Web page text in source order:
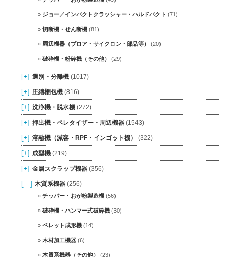
ジョー／インパクトクラッシャー・ハルドパクト (71)
切断機・せん断機 (81)
周辺機器（ブロア・サイクロン・部品等） (20)
破砕機・粉砕機（その他） (29)
[+] 選別・分離機 (1017)
[+] 圧縮梱包機 (816)
[+] 洗浄機・脱水機 (272)
[+] 押出機・ペレタイザー・周辺機器 (1543)
[+] 溶融機（減容・RPF・インゴット機） (322)
[+] 成型機 (219)
[+] 金属スクラップ機器 (356)
[—] 木質系機器 (256)
チッパー・おが粉製造機 (56)
破砕機・ハンマー式破砕機 (30)
ペレット成形機 (14)
木材加工機器 (6)
木質系機器（その他） (23)